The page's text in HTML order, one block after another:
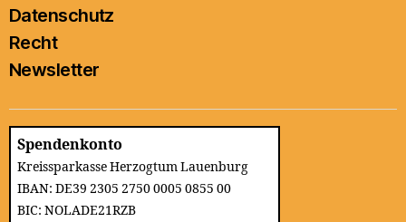
Datenschutz
Recht
Newsletter
Spendenkonto
Kreissparkasse Herzogtum Lauenburg
IBAN: DE39 2305 2750 0005 0855 00
BIC: NOLADE21RZB